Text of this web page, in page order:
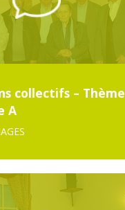
collectifs – Thème
A